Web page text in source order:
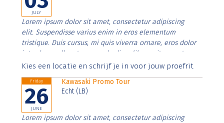
JULY
Lorem ipsum dolor sit amet, consectetur adipiscing
elit. Suspendisse varius enim in eros elementum
tristique. Duis cursus, mi quis viverra ornare, eros dolor
interdum nulla, ut commodo diam libero vitae erat.
Aenean faucibus nibh et justo cursus id rutrum lorem
Kies een locatie en schrijf je in voor jouw proefrit
Friday
26
JUNE
Kawasaki Promo Tour
Echt (LB)
Lorem ipsum dolor sit amet, consectetur adipiscing